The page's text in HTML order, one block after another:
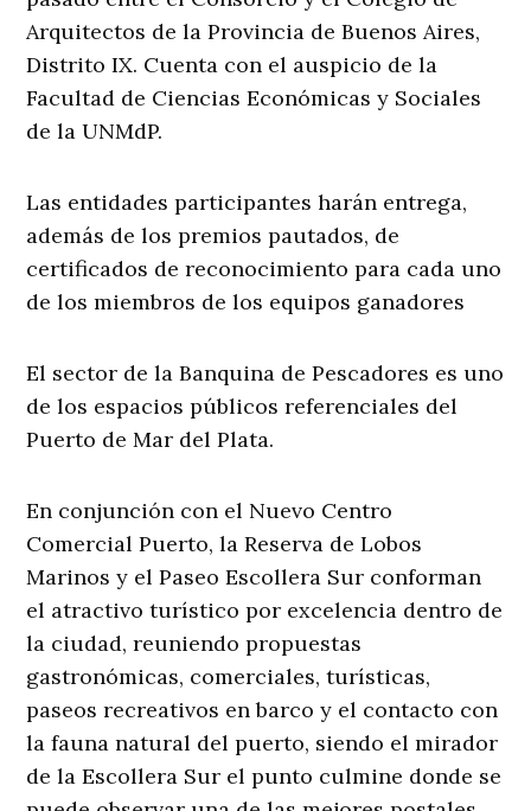
Arquitectos de la Provincia de Buenos Aires,
Distrito IX. Cuenta con el auspicio de la
Facultad de Ciencias Económicas y Sociales
de la UNMdP.
Las entidades participantes harán entrega,
además de los premios pautados, de
certificados de reconocimiento para cada uno
de los miembros de los equipos ganadores
El sector de la Banquina de Pescadores es uno
de los espacios públicos referenciales del
Puerto de Mar del Plata.
En conjunción con el Nuevo Centro
Comercial Puerto, la Reserva de Lobos
Marinos y el Paseo Escollera Sur conforman
el atractivo turístico por excelencia dentro de
la ciudad, reuniendo propuestas
gastronómicas, comerciales, turísticas,
paseos recreativos en barco y el contacto con
la fauna natural del puerto, siendo el mirador
de la Escollera Sur el punto culmine donde se